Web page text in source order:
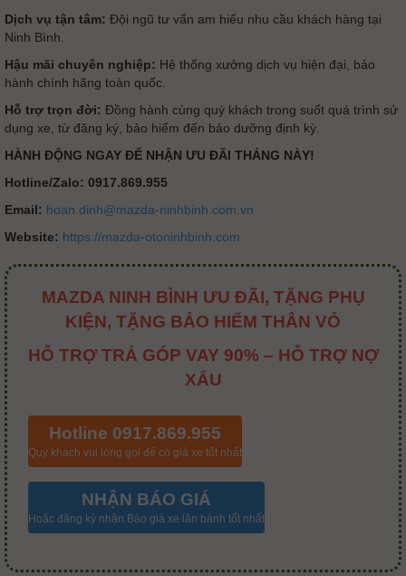
Dịch vụ tận tâm: Đội ngũ tư vấn am hiểu nhu cầu khách hàng tại
Ninh Bình.
Hậu mãi chuyên nghiệp: Hệ thống xưởng dịch vụ hiện đại, bảo
hành chính hãng toàn quốc.
Hỗ trợ trọn đời: Đồng hành cùng quý khách trong suốt quá trình sử
dụng xe, từ đăng ký, bảo hiểm đến bảo dưỡng định kỳ.
HÀNH ĐỘNG NGAY ĐỂ NHẬN ƯU ĐÃI THÁNG NÀY!
Hotline/Zalo: 0917.869.955
Email: hoan.dinh@mazda-ninhbinh.com.vn
Website: https://mazda-otoninhbinh.com
MAZDA NINH BÌNH ƯU ĐÃI, TẶNG PHỤ
KIỆN, TẶNG BẢO HIỂM THÂN VỎ
HỖ TRỢ TRẢ GÓP VAY 90% – HỖ TRỢ NỢ
XẤU
Hotline 0917.869.955
Quý khách vui lòng gọi để có giá xe tốt nhất
NHẬN BÁO GIÁ
Hoặc đăng ký nhận Báo giá xe lăn bánh tốt nhất